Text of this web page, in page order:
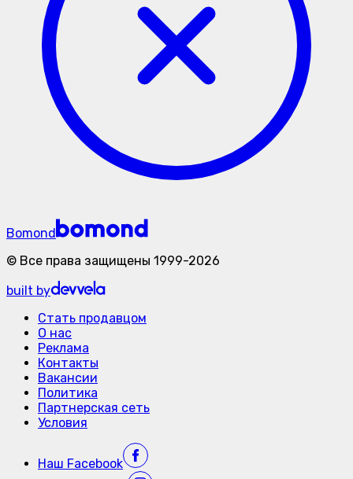
Bomond
© Все права защищены 1999-2026
built by
Стать продавцом
О нас
Реклама
Контакты
Вакансии
Политика
Партнерская сеть
Условия
Наш Facebook